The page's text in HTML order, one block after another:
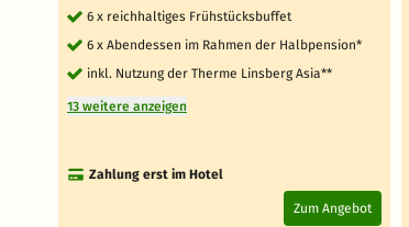
6 x reichhaltiges Frühstücksbuffet
6 x Abendessen im Rahmen der Halbpension*
inkl. Nutzung der Therme Linsberg Asia**
13 weitere anzeigen
Zahlung erst im Hotel
Zum Angebot